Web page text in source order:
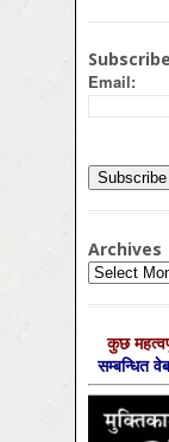
Subscribe
Email:
Archives
Archives
कुछ
सम्‍बन्धित